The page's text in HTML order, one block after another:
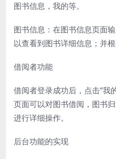
图书信息，我的等。
图书信息：在图书信息页面
以查看到图书详细信息；并
借阅者功能
借阅者登录成功后，点击“我
页面可以对图书借阅，图书
进行详细操作。
后台功能的实现